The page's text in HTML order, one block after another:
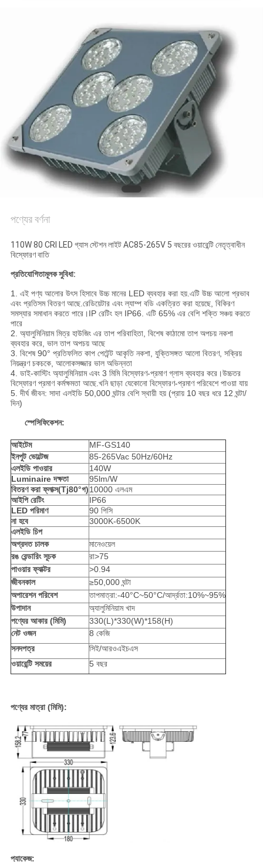
PRIVACY
POLICY
পণ্যের বর্ণনা
110W 80 CRI LED গ্যাস স্টেশন লাইট AC85-265V 5 বছরের ওয়ারেন্টি নেতৃত্বাধীন
বিস্ফোরণ বাতি
প্রতিযোগিতামূলক সুবিধা:
1. এই পণ্য আলোর উৎস হিসাবে উচ্চ মানের LED ব্যবহার করা হয়.এটি উচ্চ আলো প্রভাব
এবং প্রতিসম বিতরণ আছে.রেডিয়েটার এবং ল্যাম্প বডি একত্রিত করা হয়েছে, বিকিরণ
সমস্যার সমাধান করতে পারে।IP রেটিং হল IP66. এটি 65% এর বেশি শক্তি সঞ্চয় করতে
পারে
2. অ্যালুমিনিয়াম মিত্র হাউজিং এর তাপ পরিবাহিতা, বিশেষ কাঠামো তাপ অপচয় নকশা
ব্যবহার করে, ভাল তাপ অপচয় আছে
3. বিশেষ 90° প্রতিফলিত কাপ পেটেন্ট আকৃতি নকশা, যুক্তিসঙ্গত আলো বিতরণ, সক্রিয়
নিয়ন্ত্রণ চকচকে, আলোকসজ্জার ভাল অভিন্নতা
4. ডাই-কাস্টিং অ্যালুমিনিয়াম এবং 3 মিমি বিস্ফোরণ-প্রমাণ গ্লাস ব্যবহার করে।উচ্চতর
বিস্ফোরণ প্রমাণ কর্মক্ষমতা আছে.খনি ছাড়া যেকোনো বিস্ফোরণ-প্রমাণ পরিবেশে পাওয়া যায়
5. দীর্ঘ জীবন: সাদা এলইডি 50,000 ঘন্টার বেশি স্থায়ী হয় (প্রায় 10 বছর ধরে 12 ঘন্টা/
দিন)
স্পেসিফিকেশন:
আইটেম
MF-GS140
ইনপুট ভোল্টেজ
85-265Vac 50Hz/60Hz
এলইডি পাওয়ার
140W
Luminaire দক্ষতা
95lm/W
বিতরণ করা ফ্লাক্স(Tj80°গ)10000 এলএম
আইপি রেটিং
IP66
LED পরিমাণ
90 পিসি
না হবে
3000K-6500K
এলইডি চিপ
অগ্রদত চালক
মানেওয়েল
রঙ রেন্ডারিং সূচক
রা>75
পাওয়ার ফ্যাক্টর
>0.94
জীবনকাল
≥50,000 ঘন্টা
অপারেশন পরিবেশ
তাপমাত্রা:-40°C~50°C/আর্দ্রতা:10%~95%
উপাদান
অ্যালুমিনিয়াম খাদ
পণ্যের আকার (মিমি)
330(L)*330(W)*158(H)
নেট ওজন
8 কেজি
সনদপত্র
সিই/আরওএইচএস
ওয়ারেন্টি সময়ের
5 বছর
পণ্যের মাত্রা (মিমি):
প্যাকেজ: